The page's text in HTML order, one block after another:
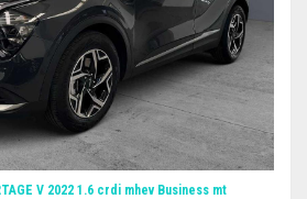
V 2022 1.6 crdi mhev Business mt